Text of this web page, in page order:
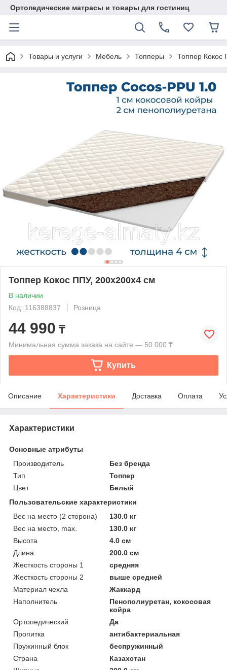
Ортопедические матрасы и товары для гостиниц
Товары и услуги Мебель Топперы Топпер Кокос
Топпер Кокос ППУ, 200x200x4 см
В наличии
Код: 116388837
Розница
44 990 ₸
Минимальная сумма заказа на сайте — 50 000 ₸
Купить
Описание Характеристики Доставка Оплата
Характеристики
Основные атрибуты
Производитель
Без бренда
Тип
Топпер
Цвет
Белый
Пользовательские характеристики
Вес на место (2 сторона)
130.0 кг
Вес на место, max.
130.0 кг
Высота
4.0 см
Длина
200.0 см
Жесткость стороны 1
средняя
Жесткость стороны 2
выше средней
Материал чехла
Жаккард
Наполнитель
Пенополиуретан, кокосовая
койра
Ортопедический
Да
Пропитка
антибактериальная
Пружинный блок
беспружинный
Страна
Казахстан